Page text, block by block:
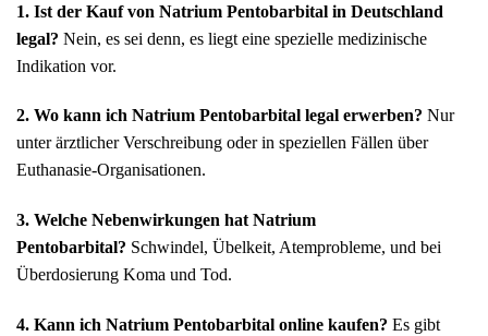
1. Ist der Kauf von Natrium Pentobarbital in Deutschland
legal? Nein, es sei denn, es liegt eine spezielle medizinische
Indikation vor.
2. Wo kann ich Natrium Pentobarbital legal erwerben? Nur
unter ärztlicher Verschreibung oder in speziellen Fällen über
Euthanasie-Organisationen.
3. Welche Nebenwirkungen hat Natrium
Pentobarbital? Schwindel, Übelkeit, Atemprobleme, und bei
Überdosierung Koma und Tod.
4. Kann ich Natrium Pentobarbital online kaufen? Es gibt